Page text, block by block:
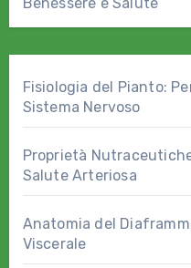
Fisiologia del Pianto:
Sistema Nervoso
Proprietà
Salute Arteriosa
Anatomia del
Viscerale